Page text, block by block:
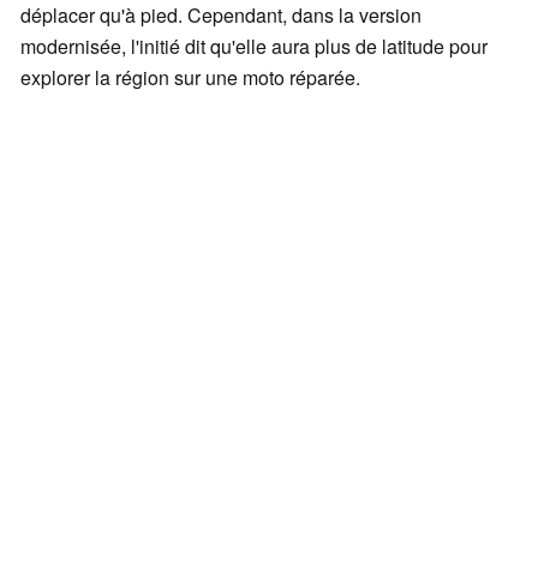
déplacer qu'à pied. Cependant, dans la version
modernisée, l'initié dit qu'elle aura plus de latitude pour
explorer la région sur une moto réparée.